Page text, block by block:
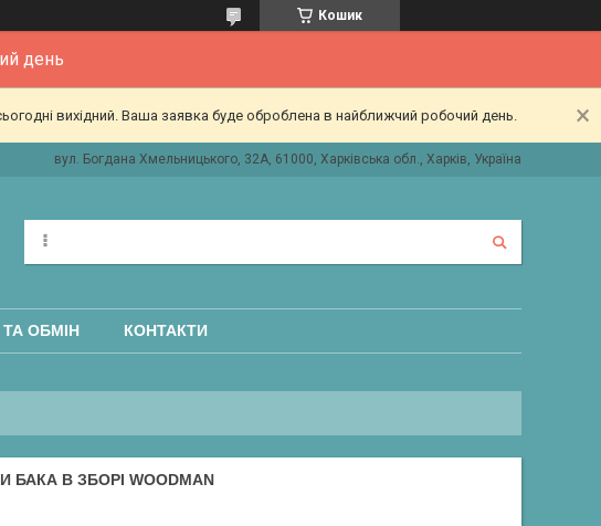
Кошик
день
вихідний. Ваша заявка буде оброблена в найближчий робочий день.
вул. Богдана Хмельницького, 32А, 61000, Харківська обл., Харків, Україна
ОБМІН КОНТАКТИ
В ЗБОРІ WOODMAN